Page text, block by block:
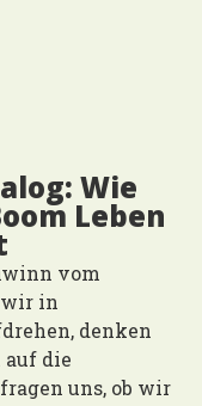
Wie
Leben
vom
in
denken
auf die
uns, ob wir